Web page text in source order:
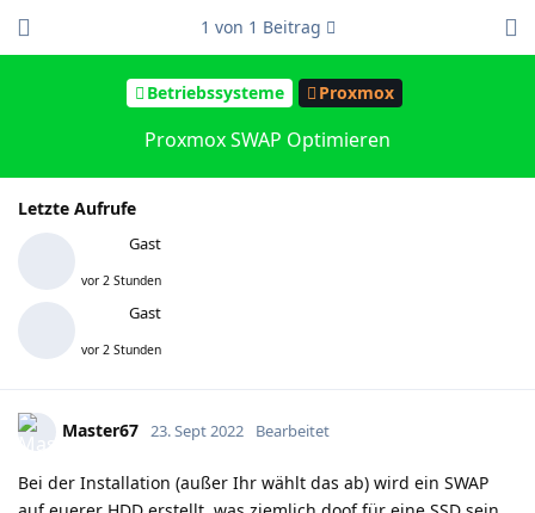
Betriebssysteme Proxmox
Proxmox SWAP Optimieren
Letzte Aufrufe
Gast
vor 2 Stunden
Gast
vor 2 Stunden
1 von 1 Beitrag
Master67 23. Sept 2022 Bearbeitet
Bei der Installation (außer Ihr wählt das ab) wird ein SWAP